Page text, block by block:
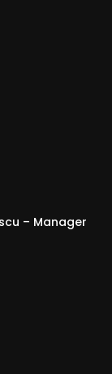
– Manager